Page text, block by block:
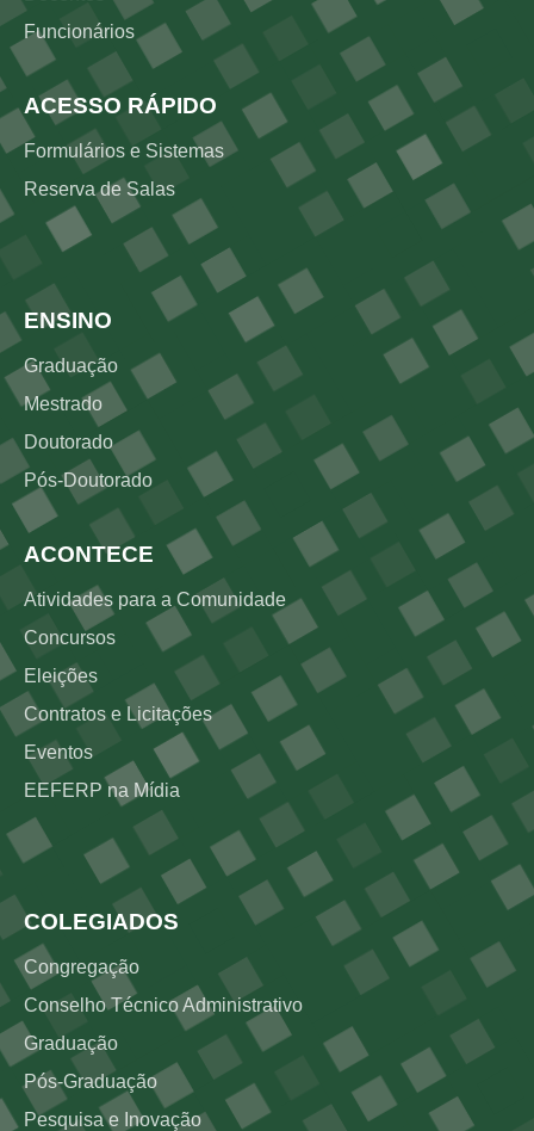
Funcionários
ACESSO RÁPIDO
Formulários e Sistemas
Reserva de Salas
Rodapé 2
ENSINO
Graduação
Mestrado
Doutorado
Pós-Doutorado
ACONTECE
Atividades para a Comunidade
Concursos
Eleições
Contratos e Licitações
Eventos
EEFERP na Mídia
Rodapé 3
COLEGIADOS
Congregação
Conselho Técnico Administrativo
Graduação
Pós-Graduação
Pesquisa e Inovação